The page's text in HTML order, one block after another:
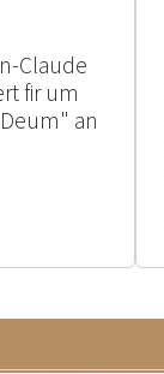
Claude
fir um
an